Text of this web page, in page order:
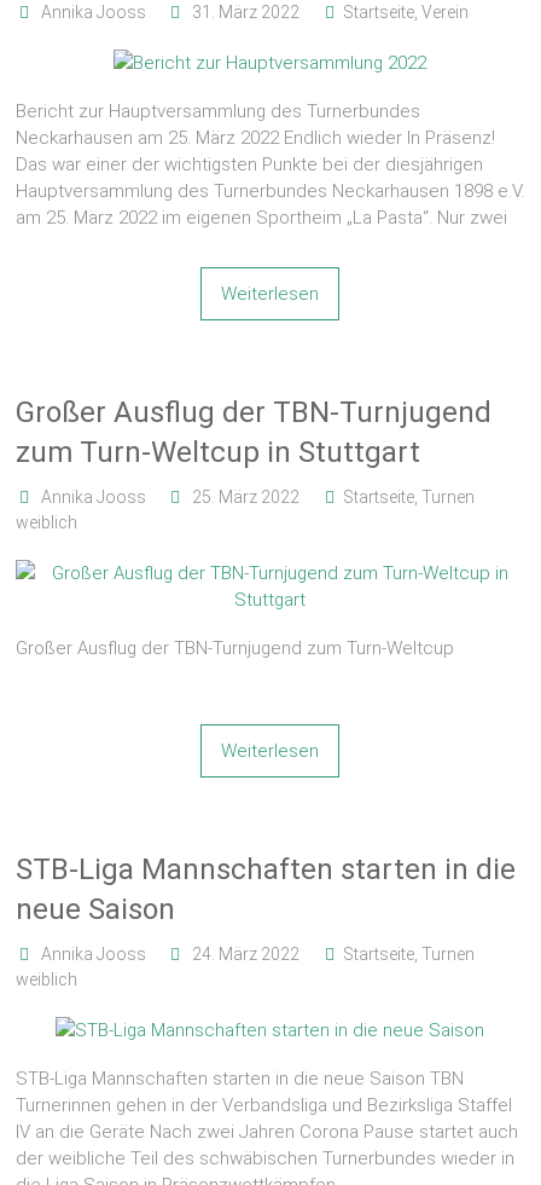
Annika Jooss 31. März 2022 Startseite, Verein
Bericht zur Hauptversammlung des Turnerbundes
Neckarhausen am 25. März 2022 Endlich wieder In Präsenz!
Das war einer der wichtigsten Punkte bei der diesjährigen
Hauptversammlung des Turnerbundes Neckarhausen 1898 e.V.
am 25. März 2022 im eigenen Sportheim „La Pasta“. Nur zwei
Weiterlesen
Großer Ausflug der TBN-Turnjugend
zum Turn-Weltcup in Stuttgart
Annika Jooss 25. März 2022 Startseite, Turnen
weiblich
Großer Ausflug der TBN-Turnjugend zum Turn-Weltcup
Weiterlesen
STB-Liga Mannschaften starten in die
neue Saison
Annika Jooss 24. März 2022 Startseite, Turnen
weiblich
STB-Liga Mannschaften starten in die neue Saison TBN
Turnerinnen gehen in der Verbandsliga und Bezirksliga Staffel
IV an die Geräte Nach zwei Jahren Corona Pause startet auch
der weibliche Teil des schwäbischen Turnerbundes wieder in